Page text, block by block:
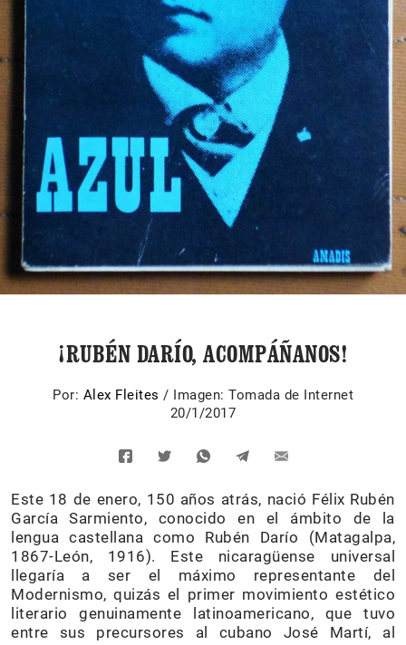
¡RUBÉN DARÍO, ACOMPÁÑANOS!
Por: Alex Fleites / Imagen: Tomada de Internet
20/1/2017
Este 18 de enero, 150 años atrás, nació Félix Rubén
García Sarmiento, conocido en el ámbito de la
lengua castellana como Rubén Darío (Matagalpa,
1867-León, 1916). Este nicaragüense universal
llegaría a ser el máximo representante del
Modernismo, quizás el primer movimiento estético
literario genuinamente latinoamericano, que tuvo
entre sus precursores al cubano José Martí, al